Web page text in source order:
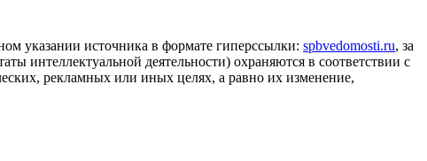
указании источника в формате гиперссылки: spbvedomosti.ru, за
интеллектуальной деятельности) охраняются в соответствии с
рекламных или иных целях, а равно их изменение,